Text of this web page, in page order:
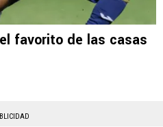
favorito de las casas